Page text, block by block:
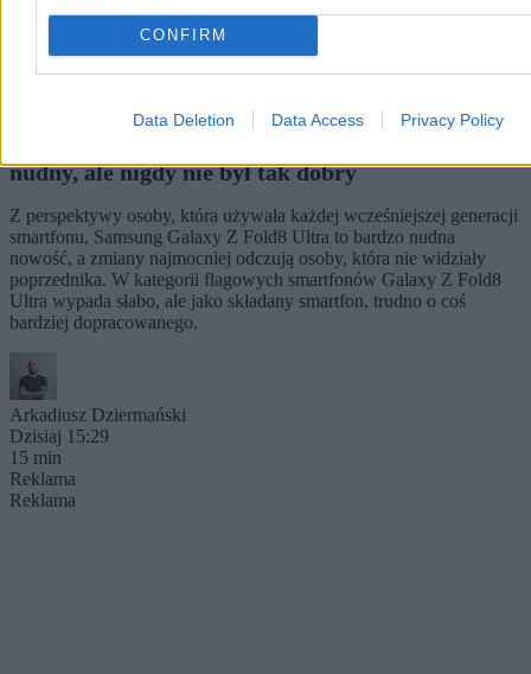
CONFIRM
Data Deletion Data Access Privacy Policy
nudny, ale nigdy nie był tak dobry
Z perspektywy osoby, która używała każdej wcześniejszej generacji
smartfonu, Samsung Galaxy Z Fold8 Ultra to bardzo nudna
nowość, a zmiany najmocniej odczują osoby, która nie widziały
poprzednika. W kategorii flagowych smartfonów Galaxy Z Fold8
Ultra wypada słabo, ale jako składany smartfon, trudno o coś
bardziej dopracowanego.
Arkadiusz Dziermański
Dzisiaj 15:29
15 min
Reklama
Reklama